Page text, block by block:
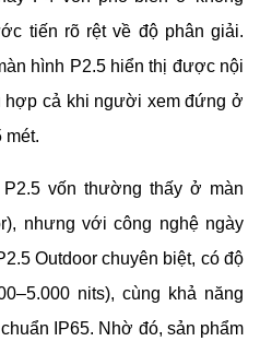
tiến rõ rệt về độ phân giải.
hình P2.5 hiển thị được nội
hợp cả khi người xem đứng ở
mét.
vốn thường thấy ở màn
nhưng với công nghệ ngày
Outdoor chuyên biệt, có độ
nits), cùng khả năng
IP65. Nhờ đó, sản phẩm